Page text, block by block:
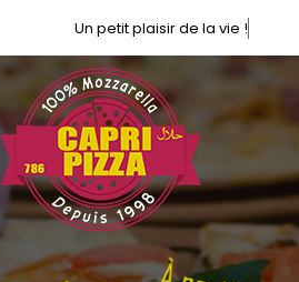
Un petit plaisir